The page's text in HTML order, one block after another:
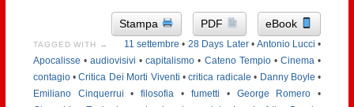
Stampa PDF eBook
TAGGED WITH → 11 settembre • 28 Days Later• Antonio Lucci •
Apocalisse •audiovisivi •capitalismo • Cateno Tempio•Cinema •
contagio•Critica Dei Morti Viventi •critica radicale • Danny Boyle •
Emiliano Cinquerrui •filosofia • fumetti • George Romero •